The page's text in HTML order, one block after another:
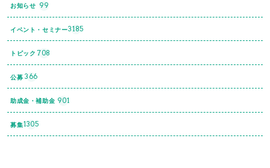
お知らせ 99
イベント・セミナー3185
トピック 708
公募 366
助成金・補助金 901
募集1305